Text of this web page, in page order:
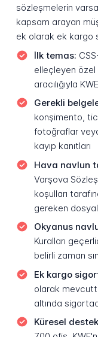
sözleşmelerin
kapsam arayan
ek olarak ek kargo
İlk temas:
elleçleyen
aracılığıyla
Gerekli
konşimento,
fotoğraflar
kayıp kanıtları
Hava navlun
Varşova
koşulları
gereken
Okyanus
Kuralları
belirli zaman
Ek kargo
olarak
altında
Küresel